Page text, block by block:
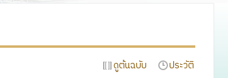
ดูต้นฉบับ ประวัติ